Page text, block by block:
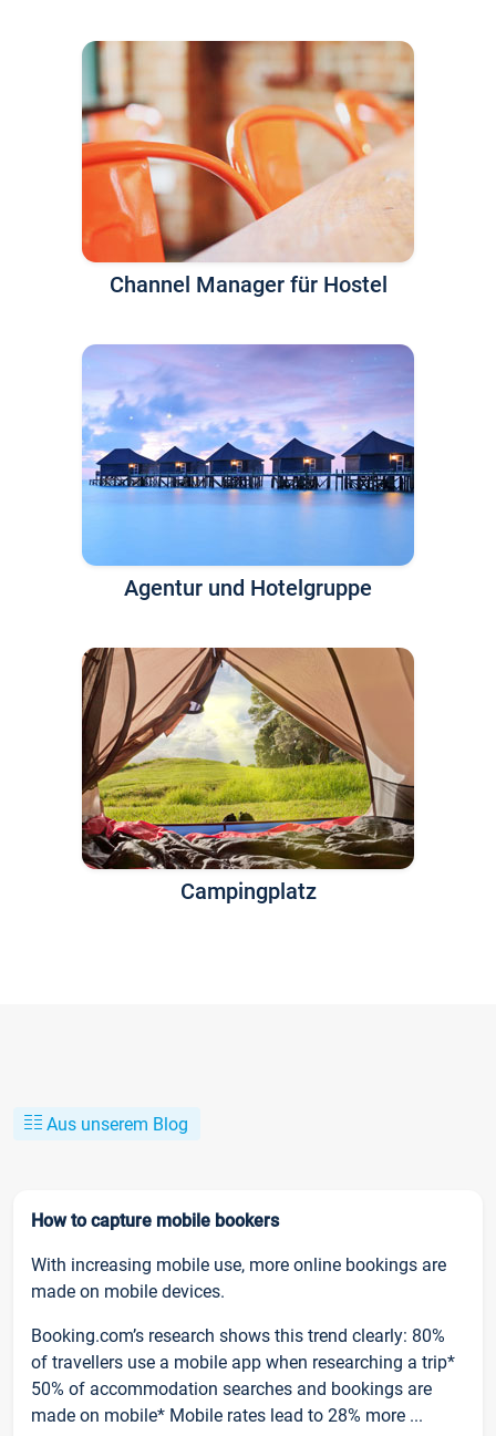
Channel Manager für Hostel
Agentur und Hotelgruppe
Campingplatz
Aus unserem Blog
How to capture mobile bookers
With increasing mobile use, more online bookings are
made on mobile devices.
Booking.com’s research shows this trend clearly: 80%
of travellers use a mobile app when researching a trip*
50% of accommodation searches and bookings are
made on mobile* Mobile rates lead to 28% more ...